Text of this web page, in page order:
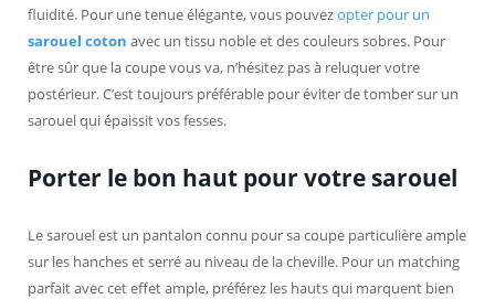
fluidité. Pour une tenue élégante, vous pouvezopter pour un
sarouel coton avec un tissu noble et des couleurs sobres. Pour
être sûr que la coupe vous va, n’hésitez pas à reluquer votre
postérieur. C’est toujours préférable pour éviter de tomber sur un
sarouel qui épaissit vos fesses.
Porter le bon haut pour votre sarouel
Le sarouel est un pantalon connu pour sa coupe particulière ample
sur les hanches et serré au niveau de la cheville. Pour un matching
parfait avec cet effet ample, préférez les hauts qui marquent bien